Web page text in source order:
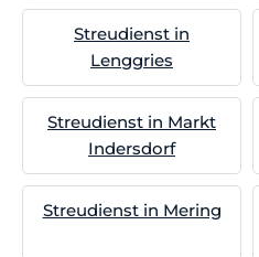
Streudienst in
Lenggries
Streudienst in Markt
Indersdorf
Streudienst in Mering